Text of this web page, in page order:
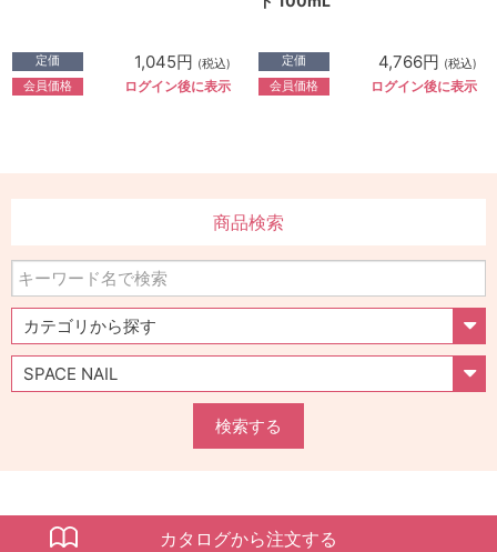
定価 1,045円 (税込)
会員価格 ログイン後に表示
定価 4,766円 (税込)
会員価格 ログイン後に表示
商品検索
検索する
カタログから注文する